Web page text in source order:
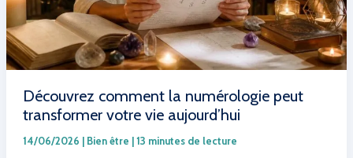
Découvrez comment la numérologie peut
transformer votre vie aujourd’hui
14/06/2026 | Bien être |13 minutes de lecture